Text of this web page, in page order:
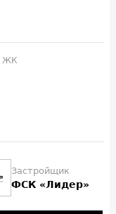
ЖК
Застройщик
ФСК «Лидер»